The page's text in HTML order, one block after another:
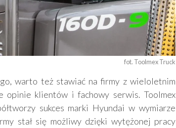
fot. Toolmex Truck
warto też stawiać na firmy z wieloletnim
opinie klientów i fachowy serwis. Toolmex
sukces marki Hyundai w wymiarze
stał się możliwy dzięki wytężonej pracy